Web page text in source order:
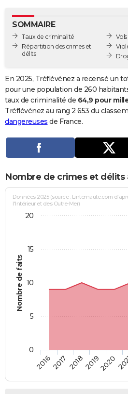
GUIDES D'ACHAT
BONS PLANS
Carte de Noël
Carte Bonne année
Carte Saint-Valentin
Carte Pâques
Carte d'anniversaire
DICTIONNAIRE
Dictionnaire
Biographies
Citations
Expressions
Proverbes
PROGRAMME TV
Se connecter
Entreprises
Service militaire
Avis de recherche
AVIS DE DÉCÈS
Bricolage
Lifestyle
Culture
Sport
Auto
Television
Voyage
Cinema
SOMMAIRE
Taux de criminalité
Répartition des crimes et
délits
En 2025, Tréflévénez a recensé un
pour une population de 260
taux de criminalité de 64,9 pour
Tréflévénez au rang 2 653 du
dangereuses de France.
Nombre de crimes et délits
Nombre de faits
Données 2025 (source : Linternaute.com
l'Intérieur et des Outre-Mer)
20162017 201820192020
0
5
10
15
20